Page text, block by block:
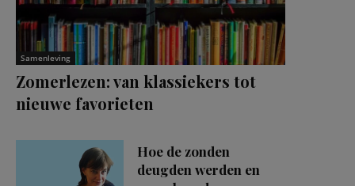
Samenleving
Zomerlezen: van klassiekers tot
nieuwe favorieten
Hoe de zonden
deugden werden en